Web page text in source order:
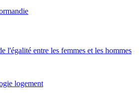
l'égalité entre les femmes et les hommes
logement